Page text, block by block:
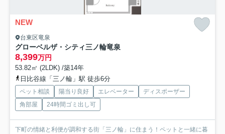
NEW
台東区竜泉
グローベルザ・シティ三ノ輪竜泉
8,399万円
53.82㎡ (2LDK) /築14年
日比谷線「三ノ輪」駅 徒歩6分
ペット相談 陽当り良好 エレベーター
ディスポーザー
角部屋
24時間ゴミ出し可
下町の情緒と利便が調和する街「三ノ輪」に住まう！ペットと一緒に暮